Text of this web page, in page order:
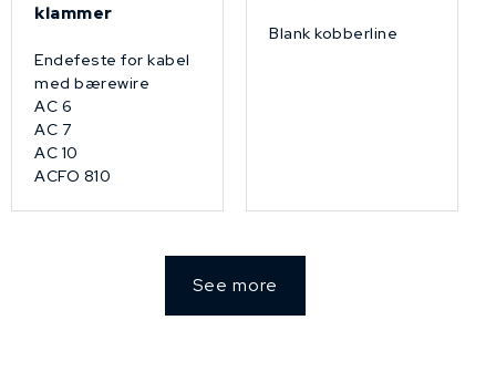
klammer
Endefeste for kabel
med bærewire
AC 6
AC 7
AC 10
ACFO 810
Blank kobberline
See more